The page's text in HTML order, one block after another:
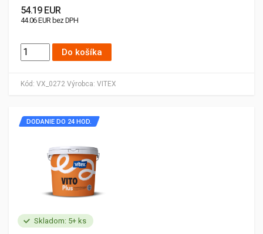
Kód: VX_0272 Výrobca: VITEX
54.19 EUR
44.06 EUR bez DPH
Do košíka
Skladom: 5+ ks
DODANIE DO 24 HOD.